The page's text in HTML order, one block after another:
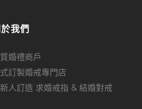
於我們
婚禮商戶
訂製婚戒專門店
人訂造 求婚戒指 & 結婚對戒